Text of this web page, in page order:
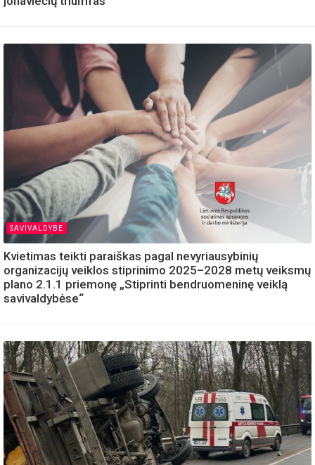
SAVIVALDYBE
Kvietimas teikti paraiškas pagal nevyriausybinių
organizacijų veiklos stiprinimo 2025–2028 metų veiksmų
plano 2.1.1 priemonę „Stiprinti bendruomeninę veiklą
savivaldybėse“